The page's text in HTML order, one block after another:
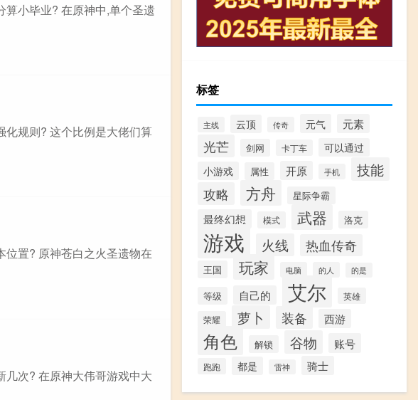
算小毕业? 在原神中,单个圣遗
化规则? 这个比例是大佬们算
位置? 原神苍白之火圣遗物在
几次? 在原神大伟哥游戏中大
标签
主线 云顶 传奇 元气 元素
光芒 剑网 卡丁车
可以通过
小游戏
属性 开原 手机 技能
攻略 方舟 星际争霸
最终幻想 模式 武器 洛克
游戏 火线 热血传奇
王国 玩家 电脑 的人 的是
等级 自己的 艾尔
英雄
荣耀
萝卜 装备 西游
角色 解锁 谷物 账号
跑跑 都是 雷神 骑士